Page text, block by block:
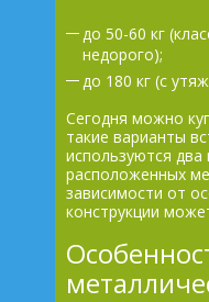
до 50-60 кг
недорого);
до 180 кг (с
Сегодня можно
такие варианты
используются
расположенных
зависимости от
конструкции